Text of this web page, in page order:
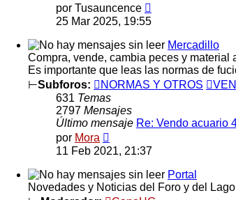
por Tusauncence
25 Mar 2025, 19:55
Mercadillo
Compra, vende, cambia peces y material
Es importante que leas las normas de
⊢Subforos: NORMAS Y OTROS
631 Temas
2797 Mensajes
Último mensaje Re: Vendo acuario
por Mora
último
mensaje
11 Feb 2021, 21:37
Portal
Novedades y Noticias del Foro y del